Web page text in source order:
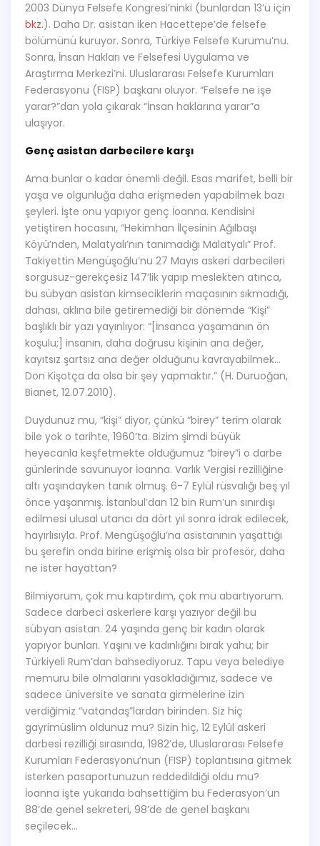
2003 Dünya Felsefe Kongresi’ninki (bunlardan 13’ü için
bkz.). Daha Dr. asistan iken Hacettepe’de felsefe
bölümünü kuruyor. Sonra, Türkiye Felsefe Kurumu’nu.
Sonra, İnsan Hakları ve Felsefesi Uygulama ve
Araştırma Merkezi’ni. Uluslararası Felsefe Kurumları
Federasyonu (FISP) başkanı oluyor. “Felsefe ne işe
yarar?”dan yola çıkarak “İnsan haklarına yarar”a
ulaşıyor.
Genç asistan darbecilere karşı
Ama bunlar o kadar önemli değil. Esas marifet, belli bir
yaşa ve olgunluğa daha erişmeden yapabilmek bazı
şeyleri. İşte onu yapıyor genç İoanna. Kendisini
yetiştiren hocasını, “Hekimhan İlçesinin Ağılbaşı
Köyü’nden, Malatyalı’nın tanımadığı Malatyalı” Prof.
Takiyettin Mengüşoğlu’nu 27 Mayıs askeri darbecileri
sorgusuz-gerekçesiz 147’lik yapıp meslekten atınca,
bu sübyan asistan kimseciklerin maçasının sıkmadığı,
dahası, aklına bile getiremediği bir dönemde “Kişi”
başlıklı bir yazı yayınlıyor: “[İnsanca yaşamanın ön
koşulu;] insanın, daha doğrusu kişinin ana değer,
kayıtsız şartsız ana değer olduğunu kavrayabilmek…
Don Kişotça da olsa bir şey yapmaktır.” (H. Duruoğan,
Bianet, 12.07.2010).
Duydunuz mu, “kişi” diyor, çünkü “birey” terim olarak
bile yok o tarihte, 1960’ta. Bizim şimdi büyük
heyecanla keşfetmekte olduğumuz “birey”i o darbe
günlerinde savunuyor İoanna. Varlık Vergisi rezilliğine
altı yaşındayken tanık olmuş. 6-7 Eylül rüsvalığı beş yıl
önce yaşanmış. İstanbul’dan 12 bin Rum’un sınırdışı
edilmesi ulusal utancı da dört yıl sonra idrak edilecek,
hayırlısıyla. Prof. Mengüşoğlu’na asistanının yaşattığı
bu şerefin onda birine erişmiş olsa bir profesör, daha
ne ister hayattan?
Bilmiyorum, çok mu kaptırdım, çok mu abartıyorum.
Sadece darbeci askerlere karşı yazıyor değil bu
sübyan asistan. 24 yaşında genç bir kadın olarak
yapıyor bunları. Yaşını ve kadınlığını bırak yahu; bir
Türkiyeli Rum’dan bahsediyoruz. Tapu veya belediye
memuru bile olmalarını yasakladığımız, sadece ve
sadece üniversite ve sanata girmelerine izin
verdiğimiz “vatandaş”lardan birinden. Siz hiç
gayrimüslim oldunuz mu? Sizin hiç, 12 Eylül askeri
darbesi rezilliği sırasında, 1982’de, Uluslararası Felsefe
Kurumları Federasyonu’nun (FISP) toplantısına gitmek
isterken pasaportunuzun reddedildiği oldu mu?
İoanna işte yukarıda bahsettiğim bu Federasyon’un
88’de genel sekreteri, 98’de de genel başkanı
seçilecek…